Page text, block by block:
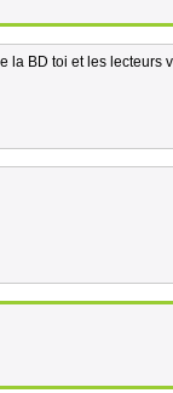
la BD toi et les lecteurs